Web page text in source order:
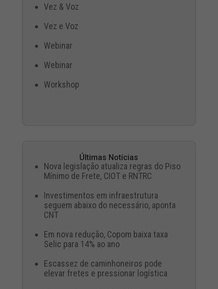
Vez & Voz
Vez e Voz
Webinar
Webinar
Workshop
Últimas Notícias
Nova legislação atualiza regras do Piso
Mínimo de Frete, CIOT e RNTRC
Investimentos em infraestrutura
seguem abaixo do necessário, aponta
CNT
Em nova redução, Copom baixa taxa
Selic para 14% ao ano
Escassez de caminhoneiros pode
elevar fretes e pressionar logística